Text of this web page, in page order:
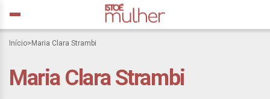
Início> Maria Clara Strambi
Maria Clara Strambi
Maria Clara Strambi:
trajetória no teatro e